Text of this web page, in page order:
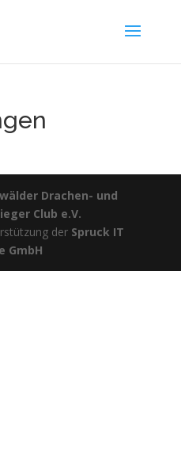
Drachen- und
Club e.V.
der Spruck IT
GmbH